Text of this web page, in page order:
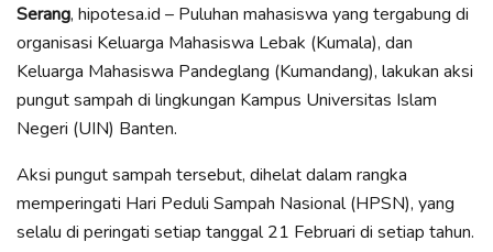
Serang, hipotesa.id – Puluhan mahasiswa yang tergabung di
organisasi Keluarga Mahasiswa Lebak (Kumala), dan
Keluarga Mahasiswa Pandeglang (Kumandang), lakukan aksi
pungut sampah di lingkungan Kampus Universitas Islam
Negeri (UIN) Banten.
Aksi pungut sampah tersebut, dihelat dalam rangka
memperingati Hari Peduli Sampah Nasional (HPSN), yang
selalu di peringati setiap tanggal 21 Februari di setiap tahun.